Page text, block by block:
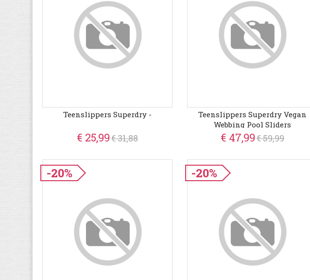
Teenslippers Superdry -
€ 25,99€ 31,88
Teenslippers Superdry Vegan
Webbing Pool Sliders
€ 47,99€ 59,99
-20% -20%